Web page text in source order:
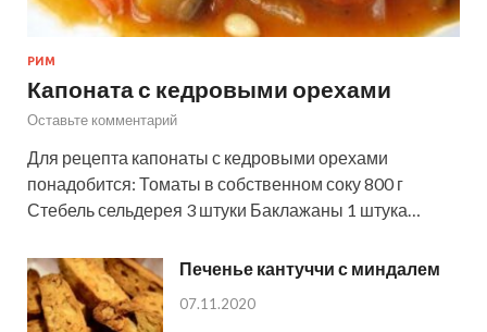
РИМ
Капоната с кедровыми орехами
Оставьте комментарий
Для рецепта капонаты с кедровыми орехами
понадобится: Томаты в собственном соку 800 г
Стебель сельдерея 3 штуки Баклажаны 1 штука…
Печенье кантуччи с миндалем
07.11.2020